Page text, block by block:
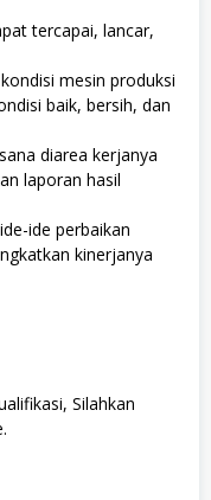
tercapai, lancar,
mesin produksi
baik, bersih, dan
diarea kerjanya
laporan hasil
ide perbaikan
kinerjanya
Silahkan